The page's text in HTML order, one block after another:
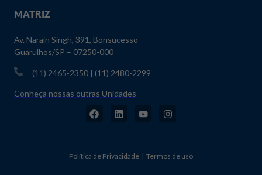
MATRIZ
Av. Narain Singh, 391, Bonsucesso
Guarulhos/SP – 07250-000
(11) 2465-2350 | (11) 2480-2299
Conheça nossas outras Unidades
Política de Privacidade | Termos de uso